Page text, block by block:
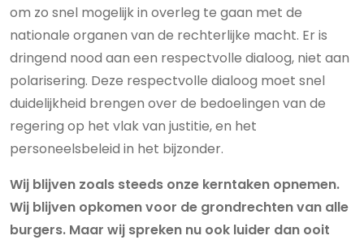
om zo snel mogelijk in overleg te gaan met de
nationale organen van de rechterlijke macht. Er is
dringend nood aan een respectvolle dialoog, niet aan
polarisering. Deze respectvolle dialoog moet snel
duidelijkheid brengen over de bedoelingen van de
regering op het vlak van justitie, en het
personeelsbeleid in het bijzonder.
Wij blijven zoals steeds onze kerntaken opnemen.
Wij blijven opkomen voor de grondrechten van alle
burgers. Maar wij spreken nu ook luider dan ooit